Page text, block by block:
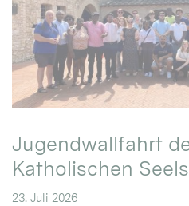
Jugendwallfahrt
Katholischen
23. Juli 2026